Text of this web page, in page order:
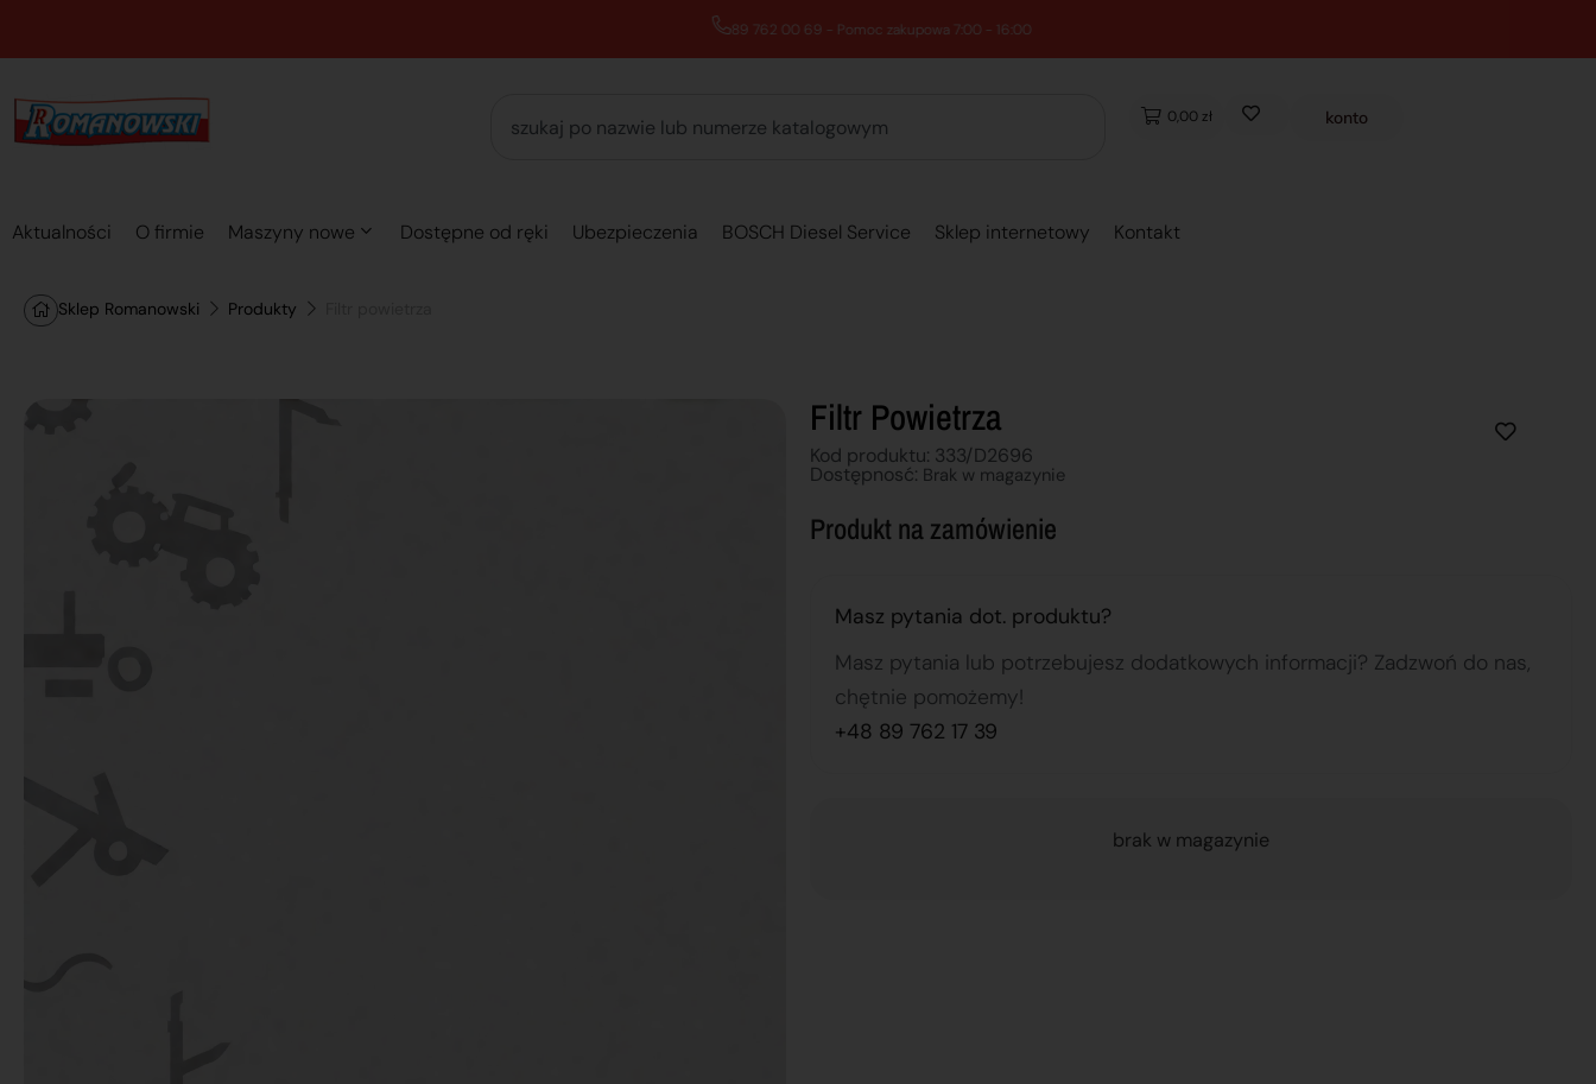
89 762 00 69 - Pomoc zakupowa 7:00 - 16:00
0,00 zł konto
Aktualności O firmie Maszyny nowe Dostępne od ręki Ubezpieczenia BOSCH Diesel Service Sklep internetowy Kontakt
Sklep Romanowski Produkty
Filtr Powietrza
Kod produktu: 333/D2696
Dostępnosć: Brak w magazynie
Produkt na zamówienie
Masz pytania dot. produktu?
Masz pytania lub potrzebujesz dodatkowych informacji? Zadzwoń do nas,
chętnie pomożemy!
+48 89 762 17 39
brak w magazynie